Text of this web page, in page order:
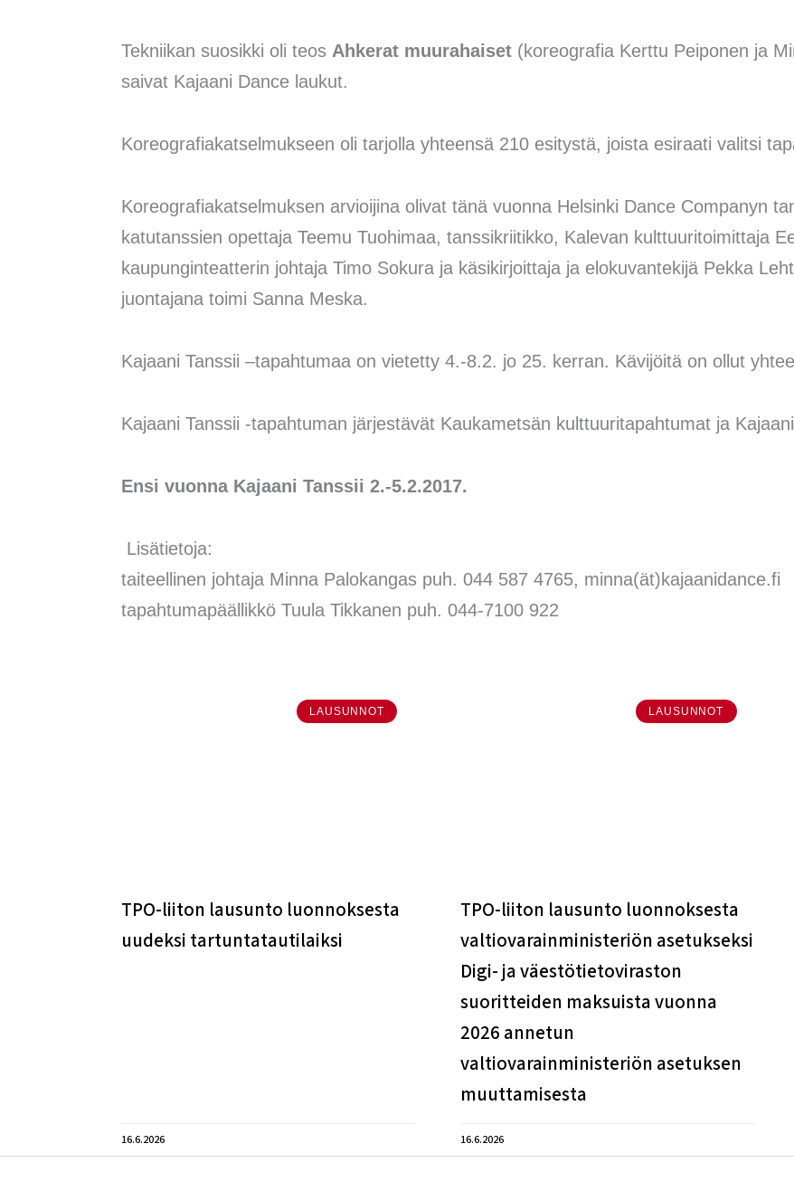
Tekniikan suosikki oli teos Ah kerat muurahaiset (koreografia Kerttu Peiponen ja
saivat Kajaani Dance laukut.
Koreografiakatselmukseen oli tarjolla yhteensä 210 esitystä, joista esiraati valitsi
Koreografiakatselmuksen arvioijina olivat tänä vuonna Helsinki Dance Companyn
katutanssien opettaja Teemu Tuohimaa, tanssikriitikko, Kalevan kulttuuritoimittaja
kaupunginteatterin johtaja Timo Sokura ja käsikirjoittaja ja elokuvantekijä Pekka
juontajana toimi Sanna Meska.
Kajaani Tanssii –tapahtumaa on vietetty 4.-8.2. jo 25. kerran. Kävijöitä on ollut
Kajaani Tanssii -tapahtuman järjestävät Kaukametsän kulttuuritapahtumat ja
Ensi vuonna Kajaani Tanssii 2.-5.2.2017.
Lisätietoja:
taiteellinen johtaja Minna Palokangas puh. 044 587 4765, minna(ät)kajaanidance.fi
tapahtumapäällikkö Tuula Tikkanen puh. 044-7100 922
LAUSUNNOT
TPO-liiton lausunto luonnoksesta
uudeksi tartuntatautilaiksi
16.6.2026
LAUSUNNOT
TPO-liiton lausunto luonnoksesta
valtiovarainministeriön asetukseksi
Digi- ja väestötietoviraston
suoritteiden maksuista vuonna
2026 annetun
valtiovarainministeriön asetuksen
muuttamisesta
16.6.2026